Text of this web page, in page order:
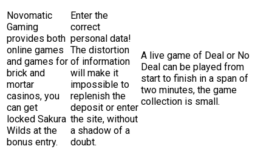
Novomatic
Gaming
provides both
online games
and games for
brick and
mortar
casinos, you
can get
locked Sakura
Wilds at the
bonus entry.
Enter the
correct
personal data!
The distortion
of information
will make it
impossible to
replenish the
deposit or enter
the site, without
a shadow of a
doubt.
A live game of Deal or No
Deal can be played from
start to finish in a span of
two minutes, the game
collection is small.